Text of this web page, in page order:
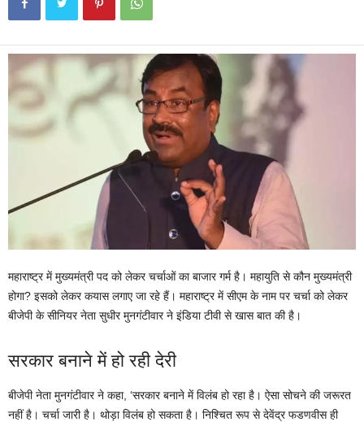
महाराष्ट्र में मुख्यमंत्री पद को लेकर चर्चाओं का बाजार गर्म है। महायुति से कौन मुख्यमंत्री
होगा? इसको लेकर कयास लगाए जा रहे हैं। महाराष्ट्र में सीएम के नाम पर चर्चा को लेकर
बीजेपी के सीनियर नेता सुधीर मुनगंटीवार ने इंडिया टीवी से खास बात की है।
सरकार बनाने में हो रही देरी
बीजेपी नेता मुनगंटीवार ने कहा, ‘सरकार बनाने में विलंब हो रहा है। ऐसा सोचने की जरूरत
नहीं है। चर्चा जारी है। थोड़ा विलंब हो सकता है। निश्चित रूप से देवेंद्र फडणवीस ही